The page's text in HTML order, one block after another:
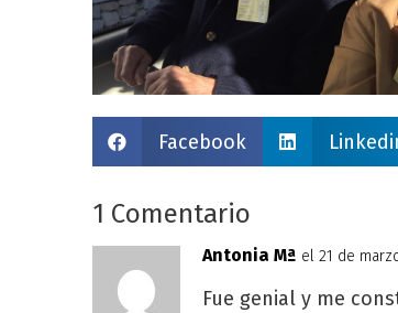
 Facebook 
1 Comentario
Antonia Mª el 21 de
Fue genial y me